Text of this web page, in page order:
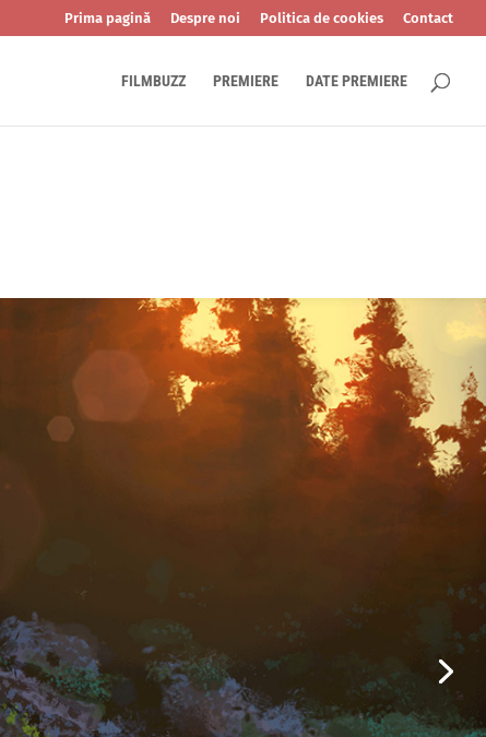
Prima pagină Despre noi Politica de cookies Contact
FILMBUZZ PREMIERE DATE PREMIERE